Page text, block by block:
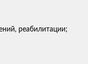
реабилитации;